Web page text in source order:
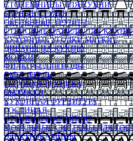
СТОЛЕШНИЦЫ ДЛЯ КУХНИ
БАРНЫЕ СТУЛЬЯ
ОБЕДЕННЫЕ ГРУППЫ
СТЕНОВЫЕ ПАНЕЛИ ДЛЯ
КУХОННЫЕ УГОЛКИ МЯГКИЕ
ДИВАНЫ НА КУХНЮ
МОЙКИ
ФИЛЬТРЫ ДЛЯ ВОДЫ
СМЕСИТЕЛИ
БЫТОВАЯ ТЕХНИКА
ВЫТЯЖКИ
КУХОННАЯ ФУРНИТУРА
ГОСТИНАЯ
СТЕНКИ В ГОСТИНУЮ
МОДУЛЬНЫЕ СИСТЕМЫ ДЛЯ
ЭЛЕКТРОКАМИНЫ